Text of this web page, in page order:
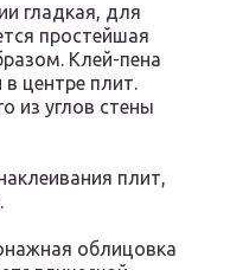
гладкая, для
простейшая
Клей-пена
в центре плит.
из углов стены
плит,
облицовка